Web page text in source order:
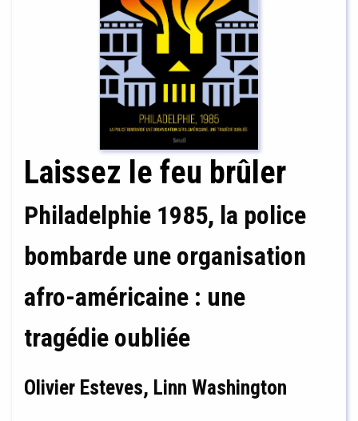
Laissez le feu brûler
Philadelphie 1985, la police
bombarde une organisation
afro-américaine : une
tragédie oubliée
Olivier Esteves, Linn Washington